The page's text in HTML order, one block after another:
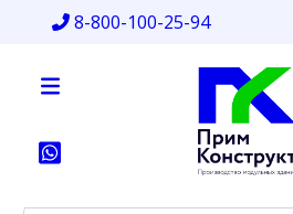
8-800-100-25-94